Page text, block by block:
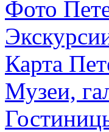
Фото
Карта
Музеи,